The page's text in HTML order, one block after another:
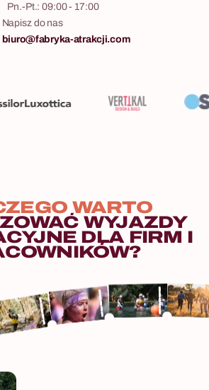
osób 5 - 100 osób
osób
Pn.-Pt.: 09:00 - 17:00
Napisz do nas
biuro@fabryka-atrakcji.com
WARTO
WYJAZDY
DLA FIRM I